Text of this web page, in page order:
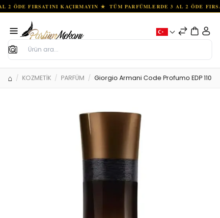
Ara
KOZMETİK PARFÜM Giorgio Armani Code Profumo EDP 110